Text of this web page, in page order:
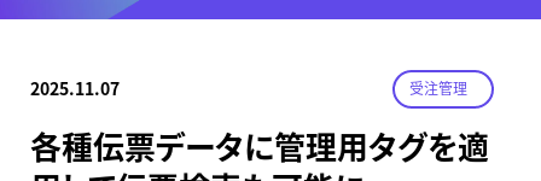
2025.11.07 受注管理
各種伝票データに管理用タグを適